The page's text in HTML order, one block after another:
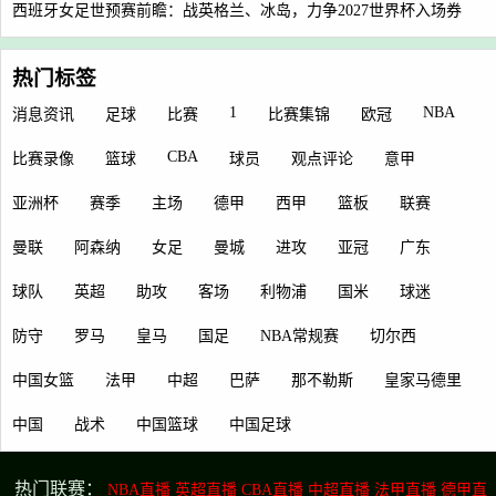
西班牙女足世预赛前瞻：战英格兰、冰岛，力争2027世界杯入场券
热门标签
消息资讯 足球 比赛 1 比赛集锦 欧冠 NBA
比赛录像 篮球 CBA 球员 观点评论 意甲
亚洲杯 赛季 主场 德甲 西甲 篮板 联赛
曼联 阿森纳 女足 曼城 进攻 亚冠 广东
球队 英超 助攻 客场 利物浦 国米 球迷
防守 罗马 皇马 国足 NBA常规赛 切尔西
中国女篮 法甲 中超 巴萨 那不勒斯 皇家马德里
中国 战术 中国篮球 中国足球
热门联赛： NBA直播 英超直播 CBA直播 中超直播 法甲直播 德甲直